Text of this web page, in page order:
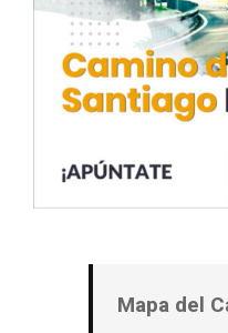
Mapa del